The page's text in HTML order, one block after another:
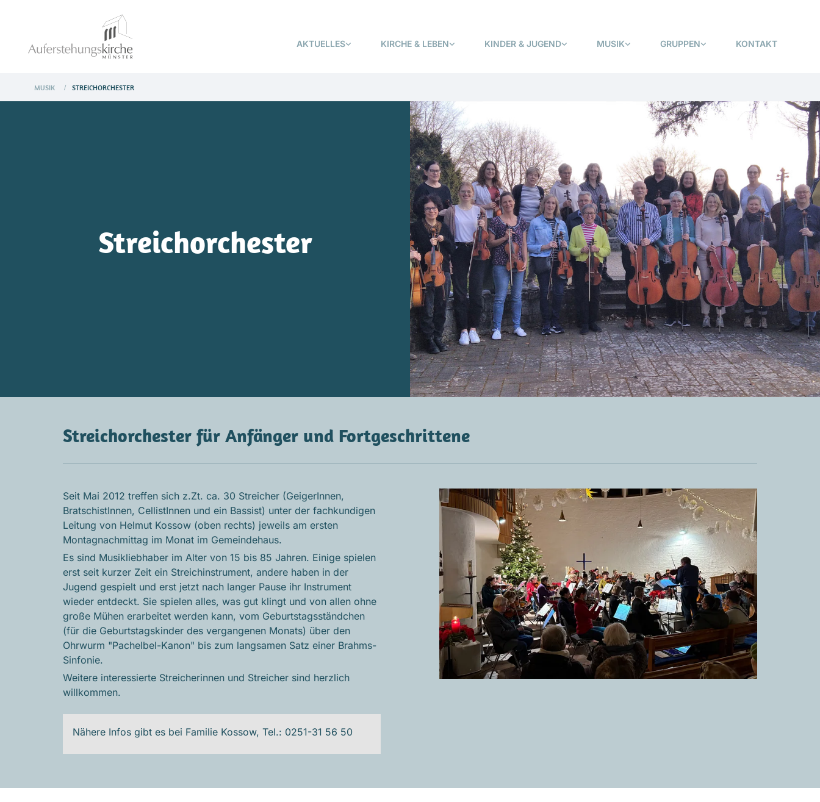
AKTUELLES KIRCHE & LEBEN KINDER & JUGEND MUSIK GRUPPEN KONTAKT
MUSIK / STREICHORCHESTER
Streichorchester
Streichorchester für Anfänger und Fortgeschrittene
Seit Mai 2012 treffen sich z.Zt. ca. 30 Streicher (GeigerInnen,
BratschistInnen, CellistInnen und ein Bassist) unter der fachkundigen
Leitung von Helmut Kossow (oben rechts) jeweils am ersten
Montagnachmittag im Monat im Gemeindehaus.
Es sind Musikliebhaber im Alter von 15 bis 85 Jahren. Einige spielen
erst seit kurzer Zeit ein Streichinstrument, andere haben in der
Jugend gespielt und erst jetzt nach langer Pause ihr Instrument
wieder entdeckt. Sie spielen alles, was gut klingt und von allen ohne
große Mühen erarbeitet werden kann, vom Geburtstagsständchen
(für die Geburtstagskinder des vergangenen Monats) über den
Ohrwurm "Pachelbel-Kanon" bis zum langsamen Satz einer Brahms-
Sinfonie.
Weitere interessierte Streicherinnen und Streicher sind herzlich
willkommen.
Nähere Infos gibt es bei Familie Kossow, Tel.: 0251-31 56 50